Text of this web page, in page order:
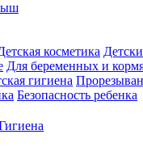
косметика
Для беременных и
гигиена
Безопасность ребенка